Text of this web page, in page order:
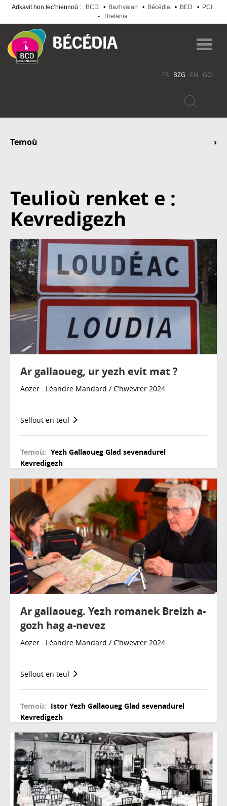
Adkavit hon lec’hiennoù : BCD • Bazhvalan • Bécédia • BED • PCI
-
Bretania
main
content
FR BZG EN GO
Temoù
Teulioù renket e :
Kevredigezh
Ar gallaoueg, ur yezh evit mat ?
Aozer : Léandre Mandard / C’hwevrer 2024
Sellout en teul
Temoù: Yezh Gallaoueg Glad sevenadurel
Kevredigezh
Ar gallaoueg. Yezh romanek Breizh a-
gozh hag a-nevez
Aozer : Léandre Mandard / C’hwevrer 2024
Sellout en teul
Temoù: Istor Yezh Gallaoueg Glad sevenadurel
Kevredigezh